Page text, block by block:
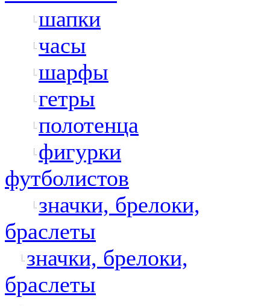
шапки
часы
шарфы
гетры
полотенца
фигурки
футболистов
значки, брелоки,
браслеты
значки, брелоки,
браслеты